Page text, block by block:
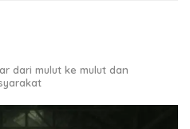
dari mulut ke mulut dan